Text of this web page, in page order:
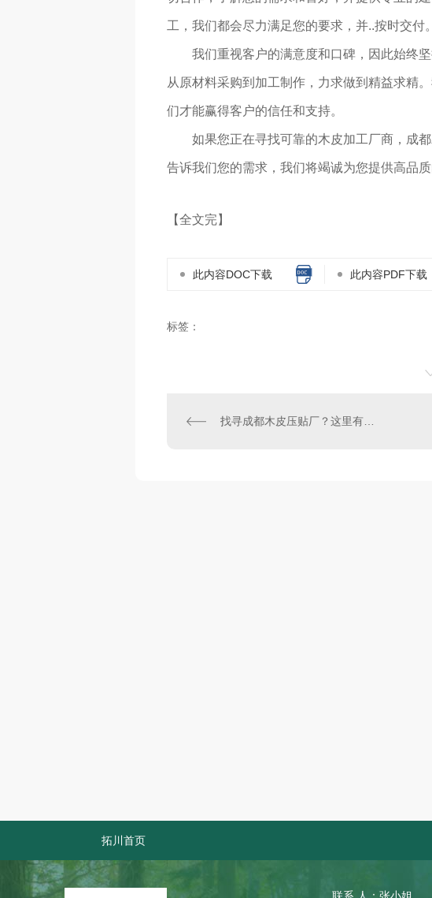
工，我们都会尽力满足您的要求，并..按时交付。
我们重视客户的满意度和口碑，因此始终
从原材料采购到加工制作，力求做到精益求精
们才能赢得客户的信任和支持。
如果您正在寻找可靠的木皮加工厂商，成
告诉我们您的需求，我们将竭诚为您提供高品
【全文完】
此内容DOC下载 此内容PDF下载
标签：
找寻成都木皮压贴厂？这里有您需要的专业木皮处理解决方案
拓川首页